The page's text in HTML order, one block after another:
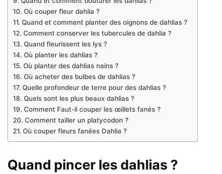
Où couper fleur dahlia ?
Quand et comment planter des oignons de dahlias ?
Comment conserver les tubercules de dahlia ?
Quand fleurissent les lys ?
Où planter les dahlias ?
Où planter des dahlias nains ?
Où acheter des bulbes de dahlias ?
Quelle profondeur de terre pour des dahlias ?
Quels sont les plus beaux dahlias ?
Comment Faut-il couper les œillets fanés ?
Comment tailler un platycodon ?
Où couper fleurs fanées Dahlia ?
Quand pincer les dahlias ?